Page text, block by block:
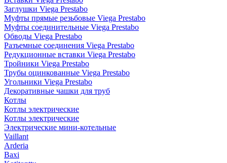
Заглушки Viega Prestabo
Муфты прямые резьбовые Viega Prestabo
Муфты соединительные Viega Prestabo
Обводы Viega Prestabo
Разъемные соединения Viega Prestabo
Редукционные вставки Viega Prestabo
Тройники Viega Prestabo
Трубы оцинкованные Viega Prestabo
Угольники Viega Prestabo
Декоративные чашки для труб
Котлы
Котлы электрические
Котлы электрические
Электрические мини-котельные
Vaillant
Arderia
Baxi